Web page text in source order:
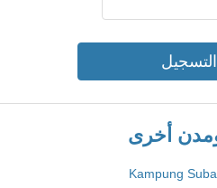
التسجيل
أخرى
Kampung